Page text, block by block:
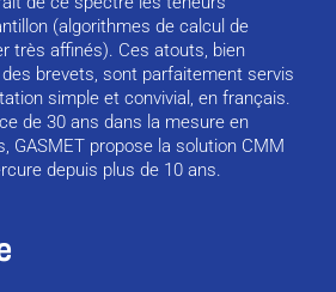
(algorithmes de calcul de
très affinés). Ces atouts, bien
brevets, sont parfaitement servis
simple et convivial, en français.
de 30 ans dans la mesure en
GASMET propose la solution CMM
depuis plus de 10 ans.